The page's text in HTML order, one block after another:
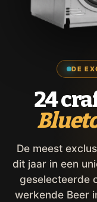
DE
24
De meest
dit jaar in een
geselecteerde
werkende Beer